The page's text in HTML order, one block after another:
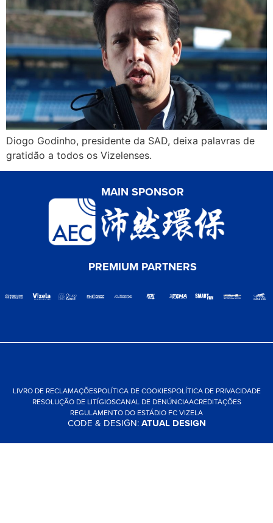
Diogo Godinho, presidente da SAD, deixa palavras de
gratidão a todos os Vizelenses.
MAIN SPONSOR
PREMIUM PARTNERS
LIVRO DE RECLAMAÇÕESPOLÍTICA DE COOKIESPOLÍTICA DE PRIVACIDADE
RESOLUÇÃO DE LITÍGIOSCANAL DE DENÚNCIAACREDITAÇÕES
REGULAMENTO DO ESTÁDIO FC VIZELA
CODE & DESIGN:ATUAL DESIGN